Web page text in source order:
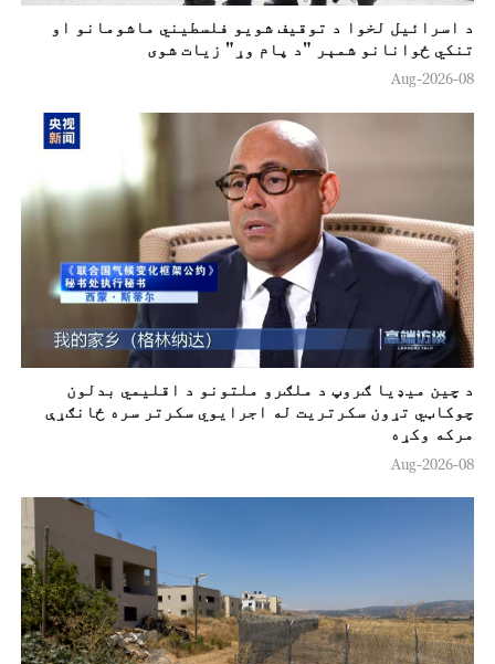
د اسرائيل لخوا د توقيف شویو فلسطیني ماشومانو او
تنکي ځوانانو شمېر "د پام وړ" زیات شوی
08-Aug-2026
د چين ميډيا ګروپ د ملګرو ملتونو د اقلیمي بدلون
چوکاټي تړون سکرتريت له اجرایوي سکرتر سره ځانګړې
مرکه وکړه
08-Aug-2026